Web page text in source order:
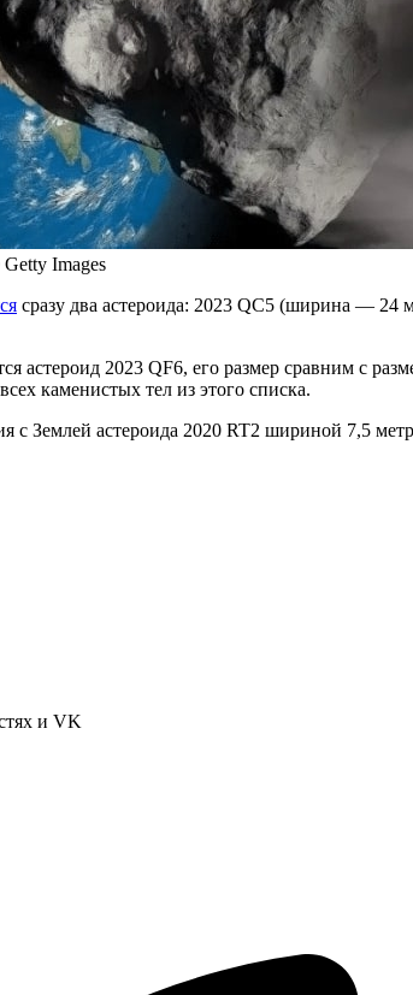
Images
сразу два астероида: 2023 QC5 (ширина —
астероид 2023 QF6, его размер сравним с
каменистых тел из этого списка.
с Землей астероида 2020 RT2 шириной 7,5
и VK